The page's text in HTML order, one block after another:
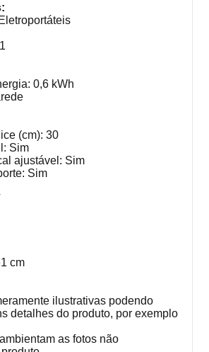
0,6 kWh
(cm): 30
Sim
ajustável: Sim
Sim
cm
ilustrativas podendo
detalhes do produto, por exemplo
as fotos não